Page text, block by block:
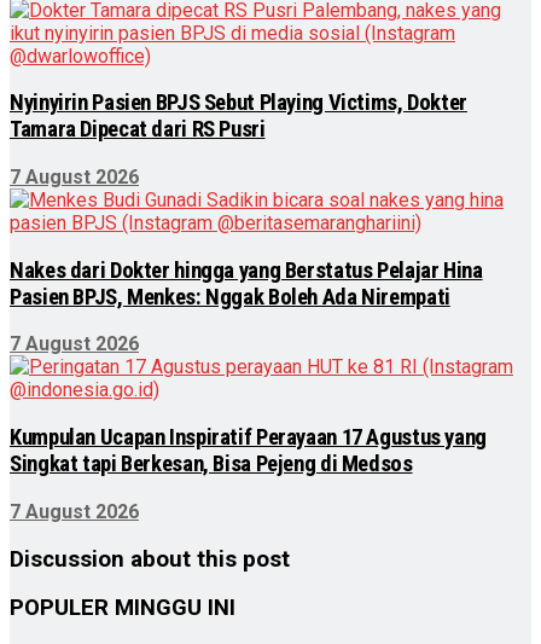
Nyinyirin Pasien BPJS Sebut Playing Victims, Dokter
Tamara Dipecat dari RS Pusri
7 August 2026
Nakes dari Dokter hingga yang Berstatus Pelajar Hina
Pasien BPJS, Menkes: Nggak Boleh Ada Nirempati
7 August 2026
Kumpulan Ucapan Inspiratif Perayaan 17 Agustus yang
Singkat tapi Berkesan, Bisa Pejeng di Medsos
7 August 2026
Discussion about this post
POPULER MINGGU INI